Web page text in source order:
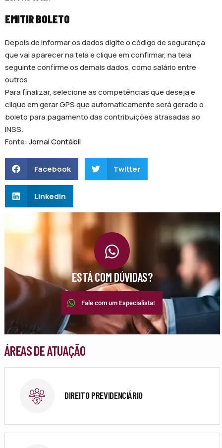
EMITIR BOLETO
Depois de informar os dados digite o código de segurança
que vai aparecer na tela e clique em confirmar, na tela
seguinte confirme os demais dados, como salário entre
outros.
Para finalizar, selecione as competências que deseja e
clique em gerar GPS que automaticamente será gerado o
boleto para pagamento das contribuições atrasadas ao
INSS.
Fonte:Jornal Contábil
Facebook Twitter
LinkedIn
ESTÁ COM DÚVIDAS?
Fale com um Especialista!
ÁREAS DE ATUAÇÃO
DIREITO PREVIDENCIÁRIO